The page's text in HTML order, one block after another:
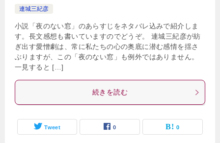
連城三紀彦
小説「夜のない窓」のあらすじをネタバレ込みで紹介しま
す。長文感想も書いていますのでどうぞ。 連城三紀彦が紡
ぎ出す愛憎劇は、常に私たちの心の奥底に潜む感情を揺さ
ぶりますが、この「夜のない窓」も例外ではありません。
一見すると […]
続きを読む
Tweet 0 0